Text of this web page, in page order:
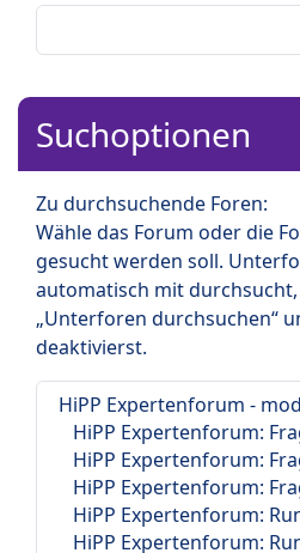
Suchoptionen
Zu durchsuchende Foren:
Wähle das Forum oder die
gesucht werden soll.
automatisch mit
„Unterforen durchsuchen“
deaktivierst.